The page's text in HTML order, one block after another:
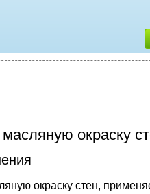
окраску
окраску стен,